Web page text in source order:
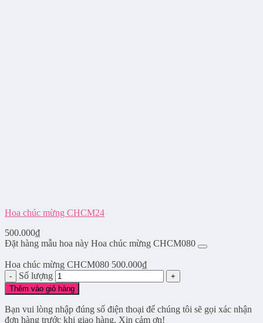
Hoa chúc mừng CHCM24
500.000₫
Đặt hàng mẫu hoa này Hoa chúc mừng CHCM080
Hoa chúc mừng CHCM080 500.000₫
Số lượng
Thêm vào giỏ hàng
Bạn vui lòng nhập đúng số điện thoại để chúng tôi sẽ gọi xác nhận
đơn hàng trước khi giao hàng. Xin cảm ơn!